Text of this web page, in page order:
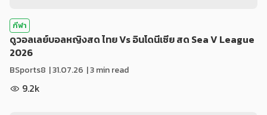
กีฬา
ดูวอลเลย์บอลหญิงสด ไทย Vs อินโดนีเซีย สด Sea V League
2026
BSports8 |31.07.26 | 3 min read
9.2k